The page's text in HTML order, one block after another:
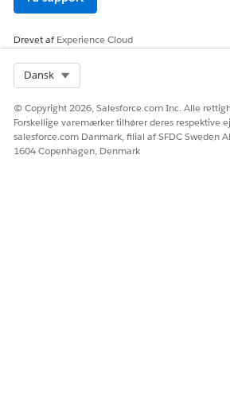
Drevet afExperience Cloud
Dansk
© Copyright 2026, Salesforce.com Inc. Alle
Forskellige varemærker tilhører deres respektive
salesforce.com Danmark, filial af SFDC Sweden
1604 Copenhagen, Denmark